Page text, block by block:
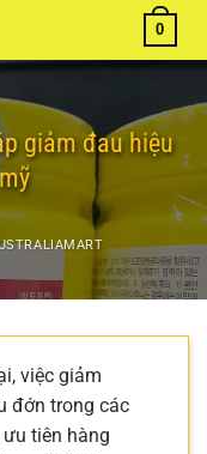
0
giảm đau hiệu
việc giảm
đớn trong các
tiên hàng